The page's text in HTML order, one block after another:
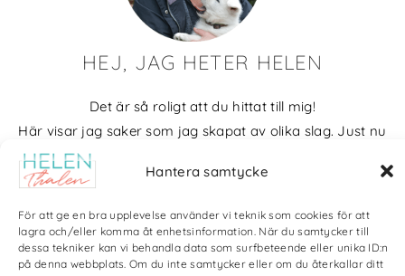
Hantera samtycke
För att ge en bra upplevelse använder vi teknik som cookies för att
lagra och/eller komma åt enhetsinformation. När du samtycker till
dessa tekniker kan vi behandla data som surfbeteende eller unika ID:n
på denna webbplats. Om du inte samtycker eller om du återkallar ditt
HEJ, JAG HETER HELEN
Det är så roligt att du hittat till mig!
Här visar jag saker som jag skapat av olika slag. Just nu
blir det mycket fotografier och många bilder visar min
kärlek till naturen och min vackra hund. Men också lite
Bloggarkiv